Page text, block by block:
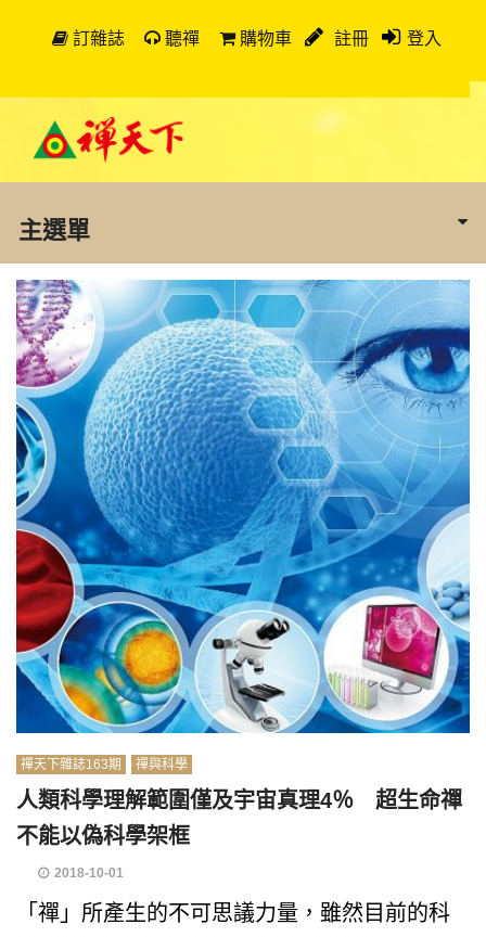
訂雜誌 聽禪 購物車 註冊 登入
主選單
禪天下雜誌163期 禪與科學
人類科學理解範圍僅及宇宙真理4％ 超生命禪
不能以偽科學架框
2018-10-01
「禪」所產生的不可思議力量，雖然目前的科